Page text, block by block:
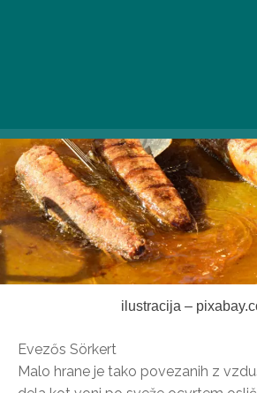
ilustracija –
Evezős Sörkert
Malo hrane je tako povezanih z